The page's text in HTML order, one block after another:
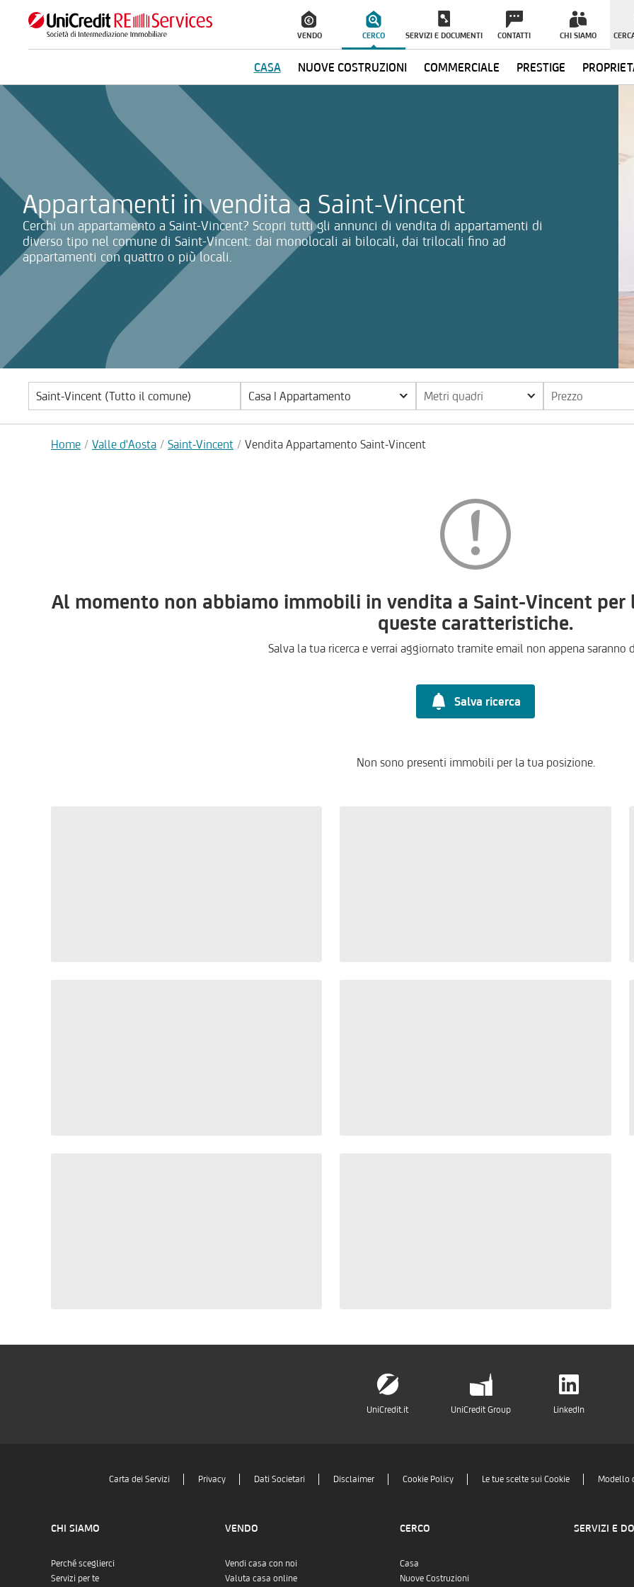
VENDO CERCO
CASA NUOVE COSTRUZIONI COMMERCIALE PRESTIGE
SERVIZI E DOCUMENTI CONTATTI CHI SIAMO
Appartamenti in vendita a Saint-Vincent
Cerchi un appartamento a Saint-Vincent? Scopri tutti gli annunci di vendita di appartamenti di
diverso tipo nel comune di Saint-Vincent: dai monolocali ai bilocali, dai trilocali fino ad
appartamenti con quattro o più locali.
La ricerca verrà inviata automaticamente alla selezione delle informazioni
Casa | Appartamento Metri quadri Prezzo
Home Valle d'Aosta Saint-Vincent Vendita Appartamento Saint-Vincent
Al momento non abbiamo immobili in vendita a Saint-Vincent
queste caratteristiche.
Salva la tua ricerca e verrai aggiornato tramite email non appena saranno
Salva ricerca
Non sono presenti immobili per la tua posizione.
UniCredit.it UniCredit Group LinkedIn
Carta dei Servizi Privacy Dati Societari Disclaimer Cookie Policy Le tue scelte sui Cookie Modello
CHI SIAMO
Perché sceglierci
Servizi per te
VENDO
Vendi casa con noi
Valuta casa online
CERCO
Casa
Nuove Costruzioni
SERVIZI E